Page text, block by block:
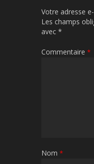
Votre adresse
Les champs
avec *
Commentaire *
Nom *